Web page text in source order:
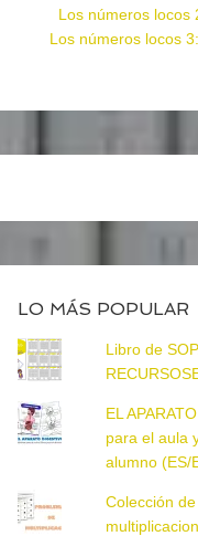
Los números locos
Los números locos
LO MÁS POPULAR
Libro de
EL
para el aula
alumno (ES/
Colección